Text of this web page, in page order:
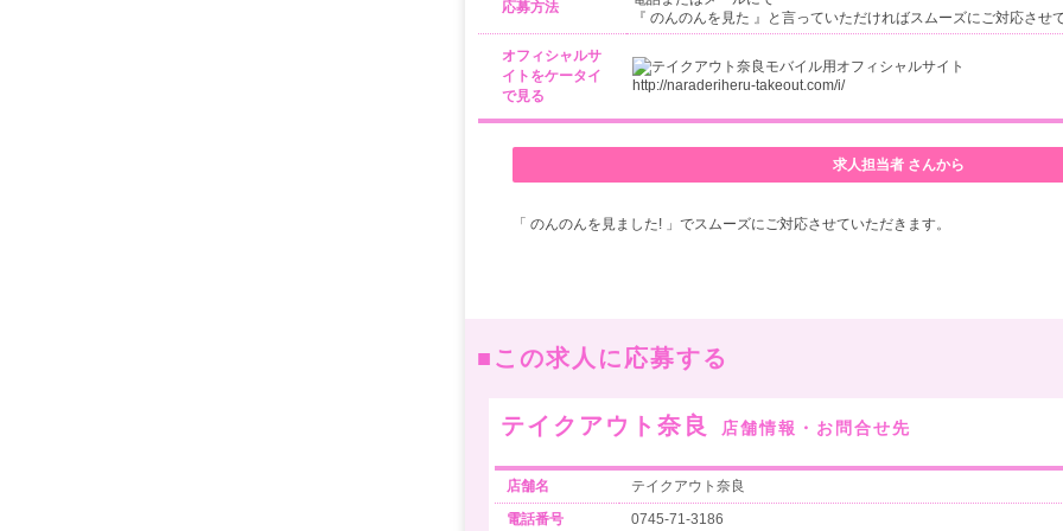
応募方法
『 のんのんを見た 』と言っていただければスムーズにご対応させ
オフィシャルサ
イトをケータイ
で見る
http://naraderiheru-takeout.com/i/
求人担当者 さんから
「 のんのんを見ました! 」でスムーズにご対応させていただきます。
■この求人に応募する
テイクアウト奈良 店舗情報・お問合せ先
店舗名
テイクアウト奈良
電話番号
0745-71-3186